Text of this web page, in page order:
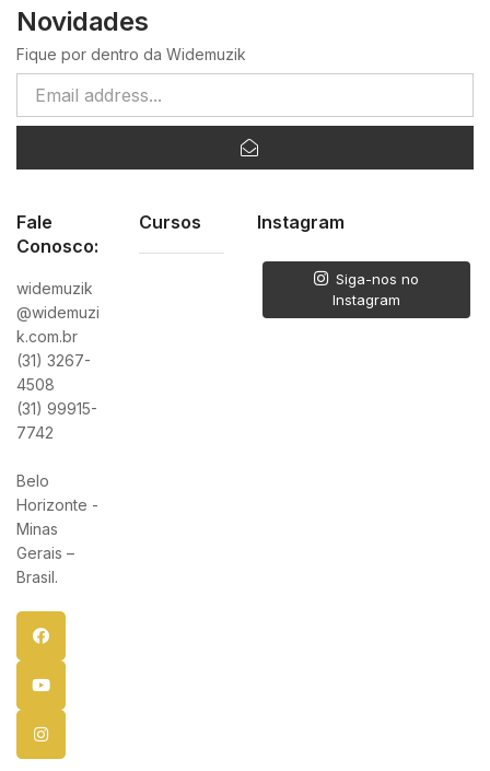
Novidades
Fique por dentro da Widemuzik
Fale
Conosco:
widemuzik
@widemuzi
k.com.br
(31) 3267-
4508
(31) 99915-
7742
Belo
Horizonte -
Minas
Gerais –
Brasil.
Cursos Instagram
Siga-nos no
Instagram